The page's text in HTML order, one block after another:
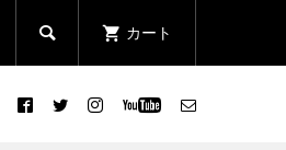
 カート